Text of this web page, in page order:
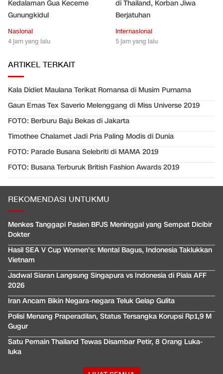
Kedalaman Gua Keceme
Gunungkidul
Nasional
4 jam yang lalu
di Thailand, Korban Jiwa
Berjatuhan
Internasional
5 jam yang lalu
ARTIKEL TERKAIT
Kala Didiet Maulana Terikat Romansa di Musim Purnama
Gaun Emas Tex Saverio Melenggang di Miss Universe 2019
FOTO: Berburu Baju Bekas di Jakarta
Timothee Chalamet Jadi Pria Paling Modis di Dunia
FOTO: Parade Busana Selebriti di MAMA 2019
FOTO: Busana Terburuk British Fashion Awards 2019
REKOMENDASI UNTUKMU
Menkes Tanggapi Pasien BPJS Meninggal yang Sempat Dicibir
Dokter
Hasil SEA V Cup Women's: Mental Bagus, Indonesia Taklukkan
Vietnam
Jadwal Siaran Langsung Singapura vs Indonesia di Piala AFF
2026
Iran Ancam Bikin Negara-negara Teluk Gelap Gulita
Polisi Menang Praperadilan, Status Tersangka Korupsi Rp1,9 M
Gugur
Satu Pemain Thailand Tewas Disambar Petir, 8 Orang Luka-
luka